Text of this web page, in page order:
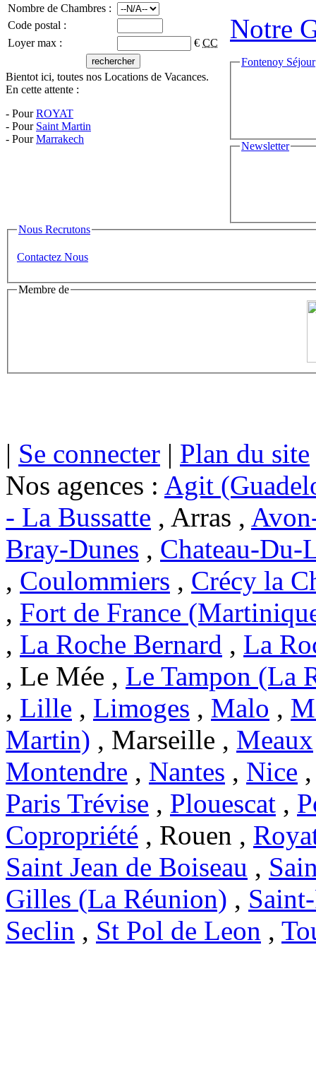
Nombre de Chambres :
Code postal :
Loyer max :
€ CC
Bientot ici, toutes nos Locations de Vacances.
En cette attente :
- PourROYAT
- Pour Saint Martin
- PourMarrakech
Notre
Fontenoy Séjour
Newsletter
Nous Recrutons
Contactez Nous
Membre de
| Se connecter | Plan du site
Nos agences : Agit
- La Bussatte , Arras ,
Bray-Dunes , Chateau-Du-
, Coulommiers , Crécy la
, Fort de France
, La Roche Bernard , La
, Le Mée , Le Tampon (La
, Lille , Limoges , Malo ,
Martin) , Marseille , Meaux
Montendre , Nantes , Nice
Paris Trévise , Plouescat ,
Copropriété , Rouen ,
Saint Jean de Boiseau ,
Gilles (La Réunion) ,
Seclin , St Pol de Leon ,